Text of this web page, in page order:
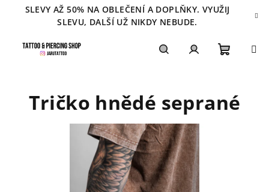
SLEVY AŽ 50% NA OBLEČENÍ A DOPLŇKY. VYUŽIJ
SLEVU, DALŠÍ UŽ NIKDY NEBUDE.
košík
Tričko hnědé seprané